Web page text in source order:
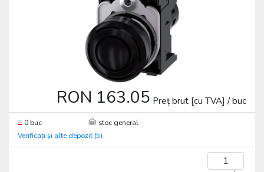
RON 163.05 Preț brut [cu TVA] / buc
0 buc
stoc general
Verificați și alte depozit (5)